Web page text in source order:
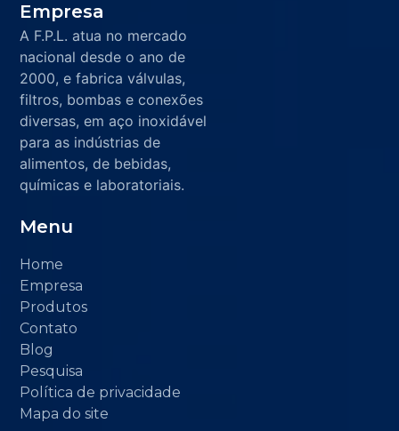
Empresa
A F.P.L. atua no mercado
nacional desde o ano de
2000, e fabrica válvulas,
filtros, bombas e conexões
diversas, em aço inoxidável
para as indústrias de
alimentos, de bebidas,
químicas e laboratoriais.
Menu
Home
Empresa
Produtos
Contato
Blog
Pesquisa
Política de privacidade
Mapa do site